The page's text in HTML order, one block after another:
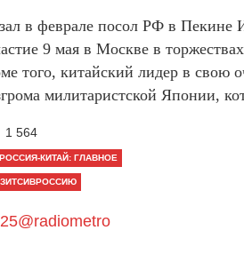
в феврале посол РФ в
9 мая в Москве в
того, китайский лидер в свою
милитаристской Японии,
1 564
РОССИЯ-КИТАЙ: ГЛАВНОЕ